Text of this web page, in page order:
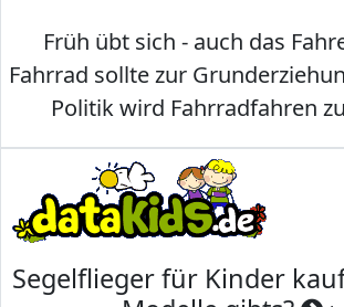
Früh übt sich - auch das
Fahrrad sollte zur
Politik wird Fahrradfahren
Segelflieger für Kinder